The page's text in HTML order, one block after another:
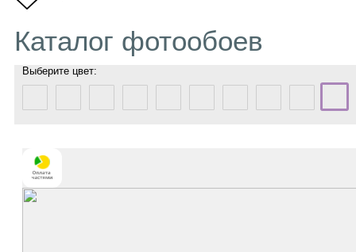
Каталог фотообоев
Выберите цвет: